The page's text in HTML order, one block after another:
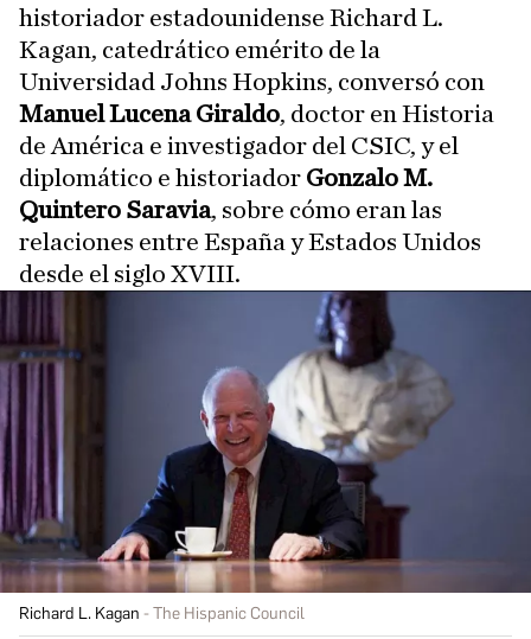
historiador estadounidense Richard L.
Kagan, catedrático emérito de la
Universidad Johns Hopkins, conversó con
Manuel Lucena Giraldo, doctor en Historia
de América e investigador del CSIC, y el
diplomático e historiador Gonzalo M.
Quintero Saravia, sobre cómo eran las
relaciones entre España y Estados Unidos
desde el siglo XVIII.
Richard L. Kagan The Hispanic Council